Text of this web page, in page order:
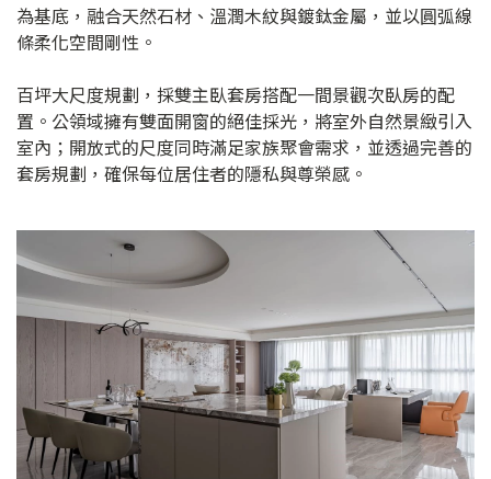
為基底，融合天然石材、溫潤木紋與鍍鈦金屬，並以圓弧線
條柔化空間剛性。
百坪大尺度規劃，採雙主臥套房搭配一間景觀次臥房的配
置。公領域擁有雙面開窗的絕佳採光，將室外自然景緻引入
室內；開放式的尺度同時滿足家族聚會需求，並透過完善的
套房規劃，確保每位居住者的隱私與尊榮感。